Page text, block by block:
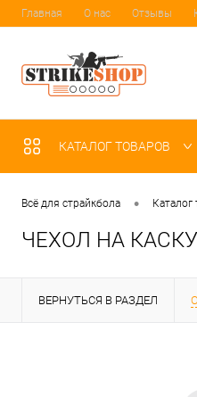
Главная О нас Отзывы
КАТАЛОГ ТОВАРОВ
Всё для страйкбола • Каталог
ЧЕХОЛ НА КАСКУ
ВЕРНУТЬСЯ В РАЗДЕЛ